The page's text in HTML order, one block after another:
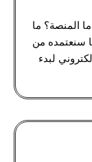
المنصة؟ ما
سنعتمده من
لبدء